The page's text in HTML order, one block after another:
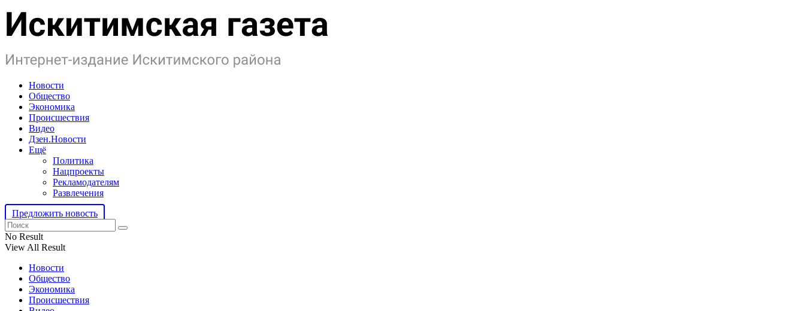
Новости
Общество
Экономика
Происшествия
Видео
Дзен.Новости
Ещё
Политика
Нацпроекты
Рекламодателям
Развлечения
Предложить новость
No Result
View All Result
Новости
Общество
Экономика
Происшествия